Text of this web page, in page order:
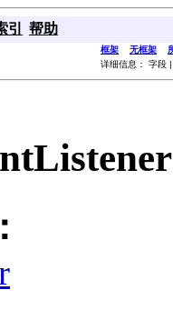
引 帮助
框架 无框架
详细信息： 字段